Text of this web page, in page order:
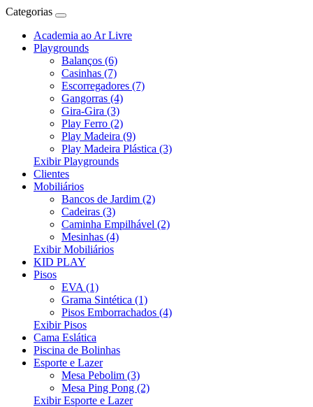
Categorias
Academia ao Ar Livre
Playgrounds
Balanços (6)
Casinhas (7)
Escorregadores (7)
Gangorras (4)
Gira-Gira (3)
Play Ferro (2)
Play Madeira (9)
Play Madeira Plástica (3)
Exibir Playgrounds
Clientes
Mobiliários
Bancos de Jardim (2)
Cadeiras (3)
Caminha Empilhável (2)
Mesinhas (4)
Exibir Mobiliários
KID PLAY
Pisos
EVA (1)
Grama Sintética (1)
Pisos Emborrachados (4)
Exibir Pisos
Cama Eslática
Piscina de Bolinhas
Esporte e Lazer
Mesa Pebolim (3)
Mesa Ping Pong (2)
Exibir Esporte e Lazer